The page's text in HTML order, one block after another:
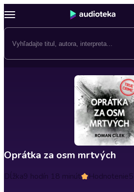
Oprátka za osm mrtvých
Dĺžka9 hodín 18 minút Hodnotenie5